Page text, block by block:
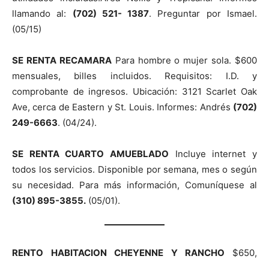
llamando al: (702) 521- 1387. Preguntar por Ismael.
(05/15)
SE RENTA RECAMARAPara hombre o mujer sola. $600
mensuales, billes incluidos. Requisitos: I.D. y
comprobante de ingresos. Ubicación: 3121 Scarlet Oak
Ave, cerca de Eastern y St. Louis. Informes: Andrés (702)
249-6663. (04/24).
SE RENTA CUARTO AMUEBLADO Incluye internet y
todos los servicios. Disponible por semana, mes o según
su necesidad. Para más información, Comuníquese al
(310) 895-3855. (05/01).
RENTO HABITACION CHEYENNE Y RANCHO $650,